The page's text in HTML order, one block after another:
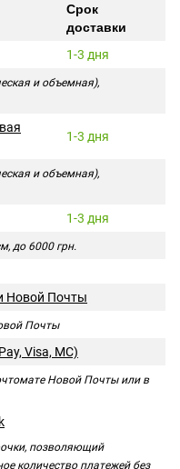
Срок
доставки
1-3 дня
и объемная),
1-3 дня
и объемная),
1-3 дня
до 6000 грн.
Новой Почты
Почты
Visa, MC)
Новой Почты или в
позволяющий
количество платежей без